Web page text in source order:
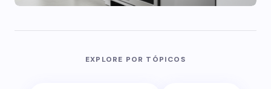
EXPLORE POR TÓPICOS